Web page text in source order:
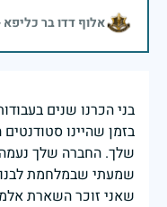
אלוף דדו בר
בני הכרנו שנים
בזמן שהיינו
שלך. החברה שלך
שמעתי שבמלחמת
שאני זוכר השארת